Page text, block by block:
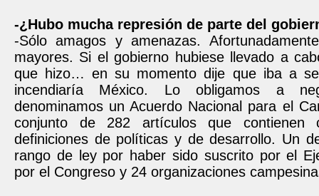
-¿Hubo mucha represión de parte del
-Sólo amagos y amenazas.
mayores. Si el gobierno hubiese llevado a
que hizo… en su momento dije que iba a
incendiaría México. Lo obligamos a
denominamos un Acuerdo Nacional para el
conjunto de 282 artículos que contienen
definiciones de políticas y de desarrollo. Un
rango de ley por haber sido suscrito por el
por el Congreso y 24 organizaciones